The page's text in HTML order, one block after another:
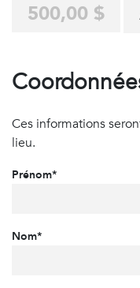
500,00 $
Ces informations
lieu.
Prénom*
Nom*